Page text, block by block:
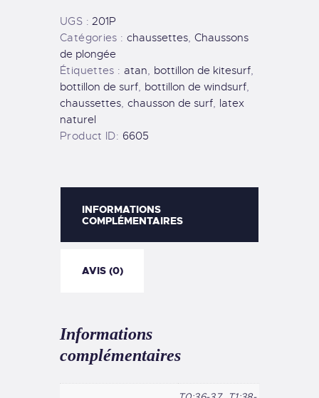
n
t
i
v
UGS :201P
Catégories : chaussettes, Chaussons
de plongée
Étiquettes : atan, bottillon de kitesurf,
bottillon de surf, bottillon de windsurf,
chaussettes, chausson de surf, latex
naturel
Product ID: 6605
INFORMATIONS
COMPLÉMENTAIRES
AVIS (0)
Informations
complémentaires